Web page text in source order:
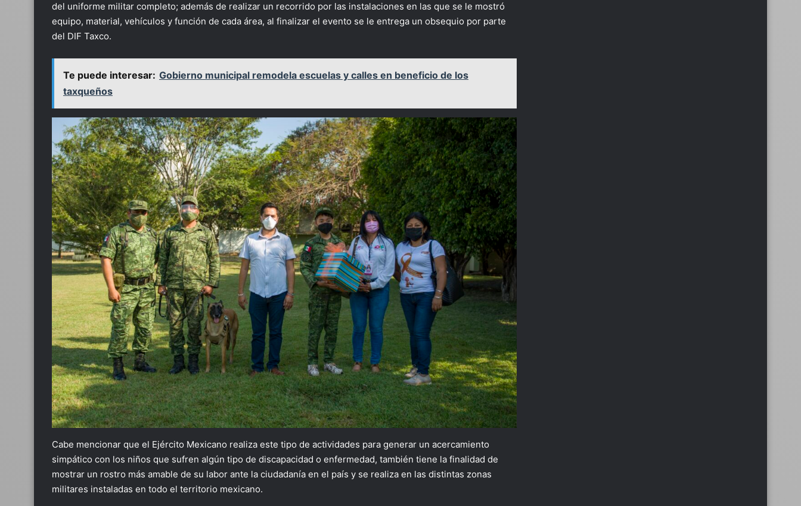
del uniforme militar completo; además de realizar un recorrido por las instalaciones en las que se le mostró
equipo, material, vehículos y función de cada área, al finalizar el evento se le entrega un obsequio por parte
del DIF Taxco.
Te puede interesar: Gobierno municipal remodela escuelas y calles en beneficio de los
taxqueños
Cabe mencionar que el Ejército Mexicano realiza este tipo de actividades para generar un acercamiento
simpático con los niños que sufren algún tipo de discapacidad o enfermedad, también tiene la finalidad de
mostrar un rostro más amable de su labor ante la ciudadanía en el país y se realiza en las distintas zonas
militares instaladas en todo el territorio mexicano.